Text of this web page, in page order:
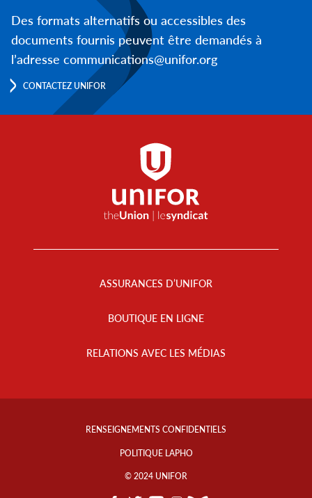
Des formats alternatifs ou accessibles des
documents fournis peuvent être demandés à
l’adresse communications@unifor.org
CONTACTEZ UNIFOR
ASSURANCES D’UNIFOR
BOUTIQUE EN LIGNE
RELATIONS AVEC LES MÉDIAS
Footer
RENSEIGNEMENTS CONFIDENTIELS
POLITIQUE LAPHO
© 2024 UNIFOR